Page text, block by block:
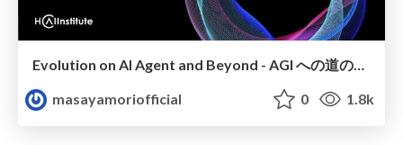
Evolution on AI Agent and Beyond - AGI への道のりと、シンギュラリティの３つのシナリオ
masayamoriofficial
0 1.8k